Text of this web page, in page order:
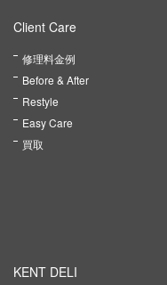
Client Care
修理料金例
Before & After
Restyle
Easy Care
買取
KENT DELI